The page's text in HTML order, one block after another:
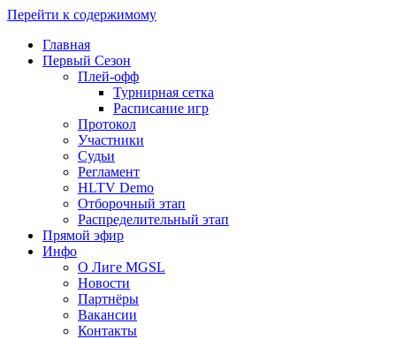
Перейти к содержимому
Главная
Первый Сезон
Плей-офф
Турнирная сетка
Расписание игр
Протокол
Участники
Судьи
Регламент
HLTV Demo
Отборочный этап
Распределительный этап
Прямой эфир
Инфо
О Лиге MGSL
Новости
Партнёры
Вакансии
Контакты